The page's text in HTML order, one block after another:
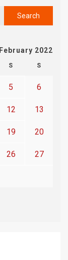
February 2022
S S
5 6
12 13
19 20
26 27